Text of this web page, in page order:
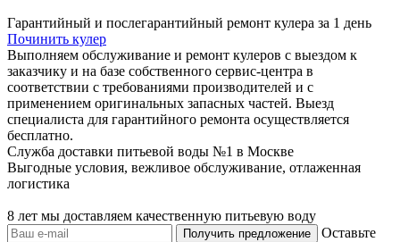
Гарантийный и послегарантийный ремонт кулера за 1 день
Починить кулер
Выполняем обслуживание и ремонт кулеров с выездом к
заказчику и на базе собственного сервис-центра в
соответствии с требованиями производителей и с
применением оригинальных запасных частей. Выезд
специалиста для гарантийного ремонта осуществляется
бесплатно.
Служба доставки питьевой воды №1 в Москве
Выгодные условия, вежливое обслуживание, отлаженная
логистика
8 лет мы доставляем качественную питьевую воду
Оставьте